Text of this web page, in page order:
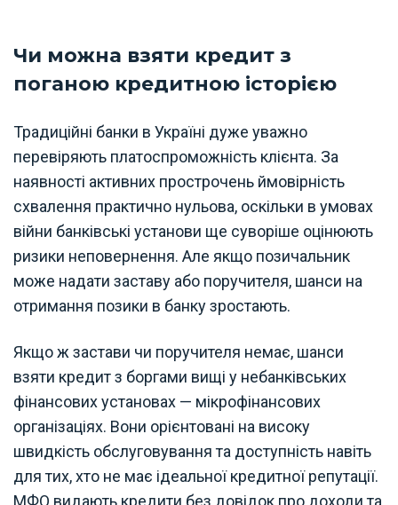
Чи можна взяти кредит з
поганою кредитною історією
Традиційні банки в Україні дуже уважно
перевіряють платоспроможність клієнта. За
наявності активних прострочень ймовірність
схвалення практично нульова, оскільки в умовах
війни банківські установи ще суворіше оцінюють
ризики неповернення. Але якщо позичальник
може надати заставу або поручителя, шанси на
отримання позики в банку зростають.
Якщо ж застави чи поручителя немає, шанси
взяти кредит з боргами вищі у небанківських
фінансових установах — мікрофінансових
організаціях. Вони орієнтовані на високу
швидкість обслуговування та доступність навіть
для тих, хто не має ідеальної кредитної репутації.
МФО видають кредити без довідок про доходи та